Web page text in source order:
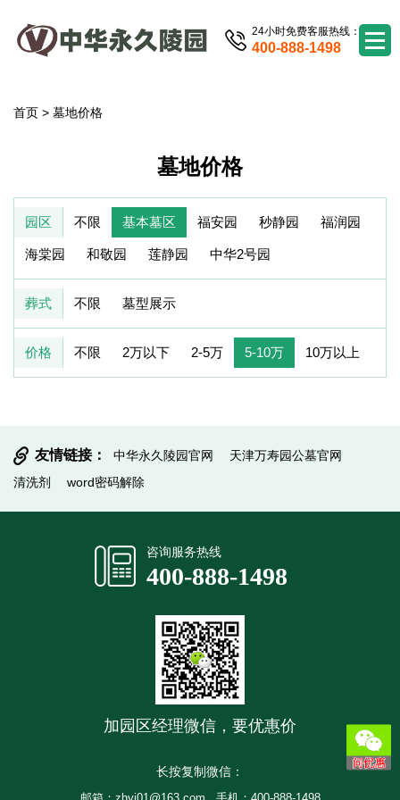
24小时免费客服热线：
400-888-1498
首页 > 墓地价格
墓地价格
园区 不限 基本墓区 福安园 秒静园 福润园
海棠园 和敬园 莲静园 中华2号园
葬式 不限 墓型展示
价格 不限 2万以下 2-5万 5-10万 10万以上
友情链接： 中华永久陵园官网
天津万寿园公墓官网
清洗剂
word密码解除
咨询服务热线
400-888-1498
加园区经理微信，要优惠价
长按复制微信：
提交信息